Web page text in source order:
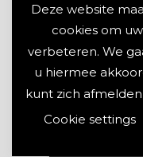
Deze website
cookies om
verbeteren. We
u hiermee
kunt zich
Cookie settings